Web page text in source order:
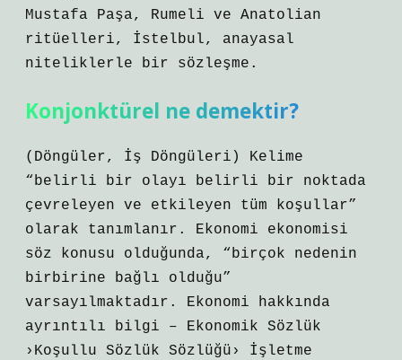
Mustafa Paşa, Rumeli ve Anatolian
ritüelleri, İstelbul, anayasal
niteliklerle bir sözleşme.
Konjonktürel ne demektir?
(Döngüler, İş Döngüleri) Kelime
“belirli bir olayı belirli bir noktada
çevreleyen ve etkileyen tüm koşullar”
olarak tanımlanır. Ekonomi ekonomisi
söz konusu olduğunda, “birçok nedenin
birbirine bağlı olduğu”
varsayılmaktadır. Ekonomi hakkında
ayrıntılı bilgi – Ekonomik Sözlük
›Koşullu Sözlük Sözlüğü› İşletme